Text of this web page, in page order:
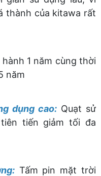
thành của kitawa rất
1 năm cùng thời
năm
dụng cao: Quạt sử
tiến giảm tối đa
Tấm pin mặt trời